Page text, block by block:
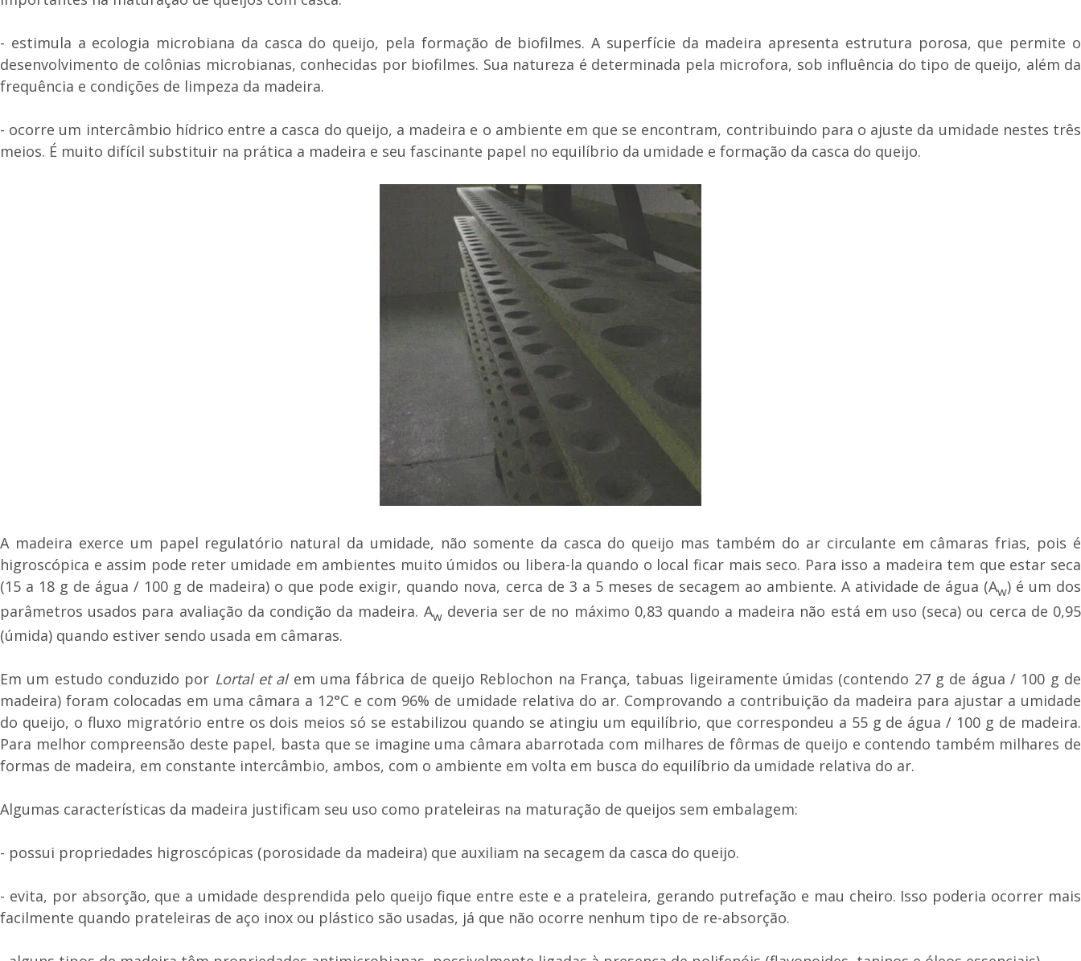
- estimula a ecologia microbiana da casca do queijo, pela formação de biofilmes. A superfície da madeira apresenta estrutura porosa, que permite o
desenvolvimento de colônias microbianas, conhecidas por biofilmes. Sua natureza é determinada pela microfora, sob influência do tipo de queijo, além da
frequência e condições de limpeza da madeira.
- ocorre um intercâmbio hídrico entre a casca do queijo, a madeira e o ambiente em que se encontram, contribuindo para o ajuste da umidade nestes três
meios. É muito difícil substituir na prática a madeira e seu fascinante papel no equilíbrio da umidade e formação da casca do queijo.
A madeira exerce um papel regulatório natural da umidade, não somente da casca do queijo mas também do ar circulante em câmaras frias, pois é
higroscópica e assim pode reter umidade em ambientes muito úmidos ou libera-la quando o local ficar mais seco. Para isso a madeira tem que estar seca
(15 a 18 g de água / 100 g de madeira) o que pode exigir, quando nova, cerca de 3 a 5 meses de secagem ao ambiente. A atividade de água (Aw) é um dos
parâmetros usados para avaliação da condição da madeira. Awdeveria ser de no máximo 0,83 quando a madeira não está em uso (seca) ou cerca de 0,95
(úmida) quando estiver sendo usada em câmaras.
Em um estudo conduzido por Lortal et alem uma fábrica de queijo Reblochon na França, tabuas ligeiramente úmidas (contendo 27 g de água / 100 g de
madeira) foram colocadas em uma câmara a 12°C e com 96% de umidade relativa do ar. Comprovando a contribuição da madeira para ajustar a umidade
do queijo, o fluxo migratório entre os dois meios só se estabilizou quando se atingiu um equilíbrio, que correspondeu a 55 g de água / 100 g de madeira.
Para melhor compreensão deste papel, basta que se imagine uma câmara abarrotada com milhares de fôrmas de queijo e contendo também milhares de
formas de madeira, em constante intercâmbio, ambos, com o ambiente em volta em busca do equilíbrio da umidade relativa do ar.
Algumas características da madeira justificam seu uso como prateleiras na maturação de queijos sem embalagem:
- possui propriedades higroscópicas (porosidade da madeira) que auxiliam na secagem da casca do queijo.
- evita, por absorção, que a umidade desprendida pelo queijo fique entre este e a prateleira, gerando putrefação e mau cheiro. Isso poderia ocorrer mais
facilmente quando prateleiras de aço inox ou plástico são usadas, já que não ocorre nenhum tipo de re-absorção.